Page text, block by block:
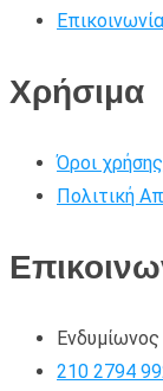
Επικοινωνία
Χρήσιμα
Όροι
Πολιτική
210 2794